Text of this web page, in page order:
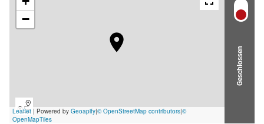
Geschlossen